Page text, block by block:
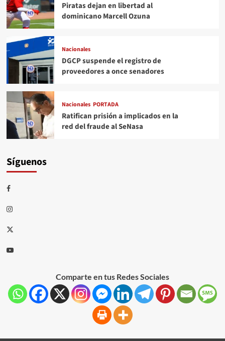
Piratas dejan en libertad al
dominicano Marcell Ozuna
Nacionales
DGCP suspende el registro de
proveedores a once senadores
Nacionales PORTADA
Ratifican prisión a implicados en la
red del fraude al SeNasa
Síguenos
Comparte en tus Redes Sociales